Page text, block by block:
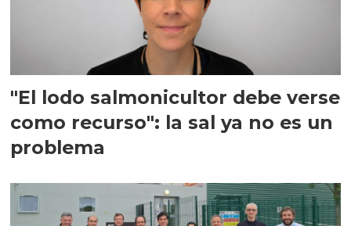
"El lodo salmonicultor debe verse
como recurso": la sal ya no es un
problema